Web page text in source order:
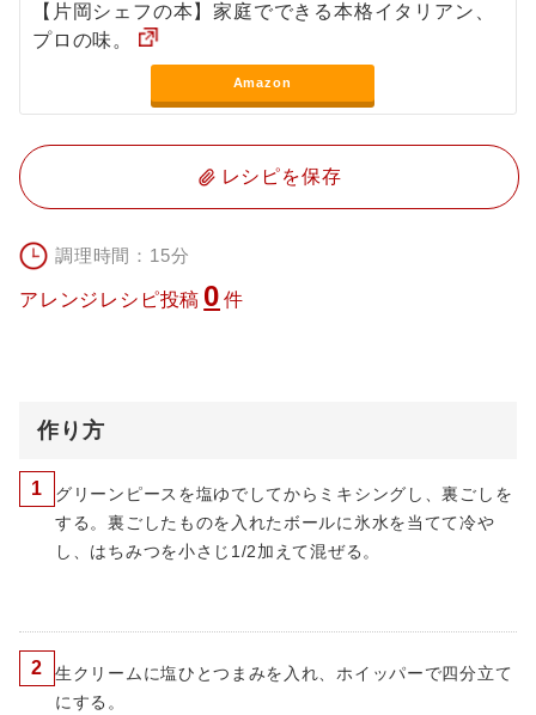
【片岡シェフの本】家庭でできる本格イタリアン、
プロの味。
Amazon
レシピを保存
調理時間：15分
アレンジレシピ投稿 0 件
作り方
1
グリーンピースを塩ゆでしてからミキシングし、裏ごしを
する。裏ごしたものを入れたボールに氷水を当てて冷や
し、はちみつを小さじ1/2加えて混ぜる。
2
生クリームに塩ひとつまみを入れ、ホイッパーで四分立て
にする。